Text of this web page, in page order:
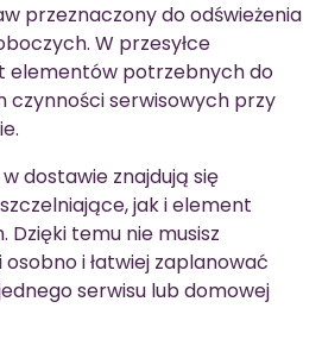
przeznaczony do odświeżenia
W przesyłce
elementów potrzebnych do
czynności serwisowych przy
dostawie znajdują się
jak i element
Dzięki temu nie musisz
i łatwiej zaplanować
serwisu lub domowej